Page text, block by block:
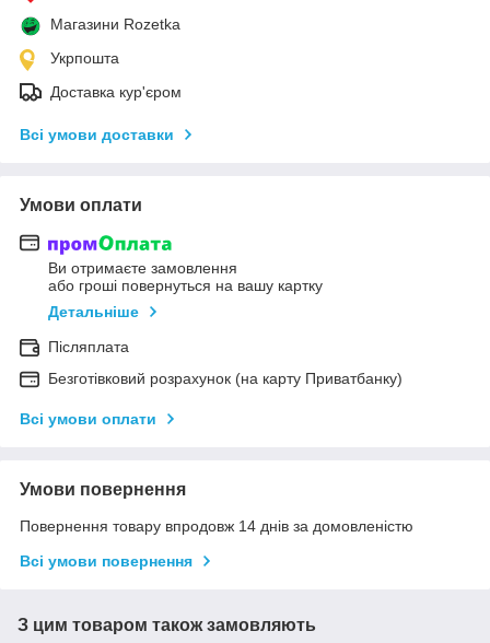
Магазини Rozetka
Укрпошта
Доставка кур'єром
Всі умови доставки
Умови оплати
Ви отримаєте замовлення
або гроші повернуться на вашу картку
Детальніше
Післяплата
Безготівковий розрахунок (на карту Приватбанку)
Всі умови оплати
Умови повернення
Повернення товару впродовж 14 днів за домовленістю
Всі умови повернення
З цим товаром також замовляють